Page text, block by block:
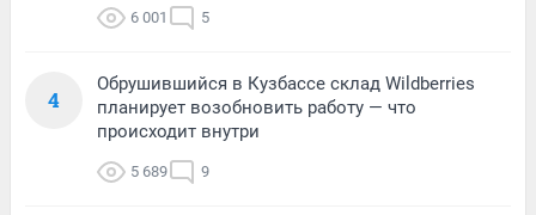
6 001 5
4
Обрушившийся в Кузбассе склад Wildberries
планирует возобновить работу — что
происходит внутри
5 689 9